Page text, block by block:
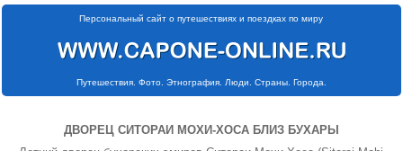
Персональный сайт о путешествиях и поездках по миру
Путешествия. Фото. Этнография. Люди. Страны. Города.
ДВОРЕЦ СИТОРАИ МОХИ-ХОСА БЛИЗ БУХАРЫ